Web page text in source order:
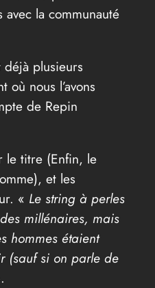
la communauté
déjà plusieurs
où nous l’avons
de Repin
le titre (Enfin, le
et les
« Le string à perles
millénaires, mais
hommes étaient
(sauf si on parle de